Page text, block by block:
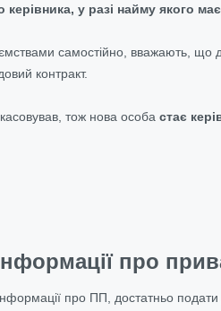
у разі найму якого
самостійно, вважають, що
контракт.
тож нова особа стає
про
про ПП, достатньо